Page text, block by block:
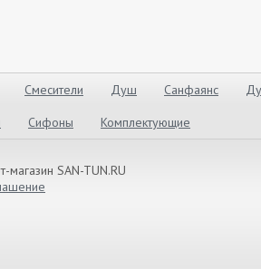
Смесители Душ Санфаянс
Сифоны Комплектующие
SAN-TUN.RU